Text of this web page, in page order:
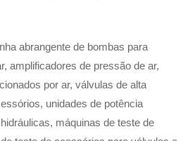
abrangente de bombas para
amplificadores de pressão de ar,
por ar, válvulas de alta
unidades de potência
máquinas de teste de